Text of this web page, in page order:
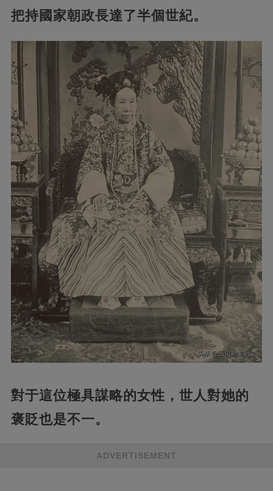
把持國家朝政長達了半個世紀。
對于這位極具謀略的女性，世人‬對她的
褒貶也是‬不一。
ADVERTISEMENT